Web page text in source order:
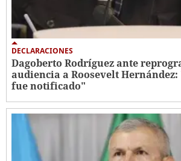
DECLARACIONES
Dagoberto Rodríguez ante
audiencia a Roosevelt
fue notificado"